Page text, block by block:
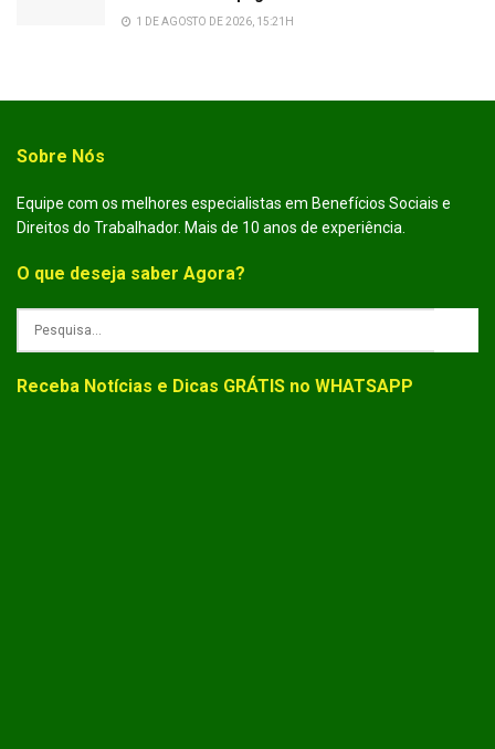
1 DE AGOSTO DE 2026, 15:21H
Sobre Nós
Equipe com os melhores especialistas em Benefícios Sociais e
Direitos do Trabalhador. Mais de 10 anos de experiência.
O que deseja saber Agora?
Receba Notícias e Dicas GRÁTIS no WHATSAPP